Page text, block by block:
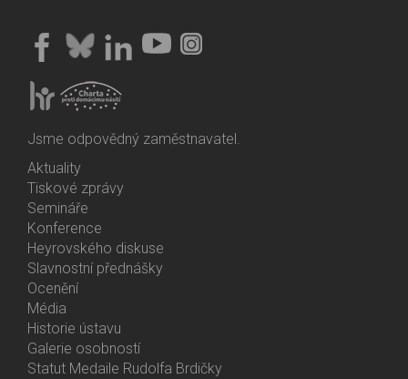
Jsme odpovědný zaměstnavatel.
Bottom
Menu
Activities
Aktuality
Tiskové zprávy
Semináře
Konference
Heyrovského diskuse
Slavnostní přednášky
Ocenění
Média
Historie ústavu
Galerie osobností
Statut Medaile Rudolfa Brdičky